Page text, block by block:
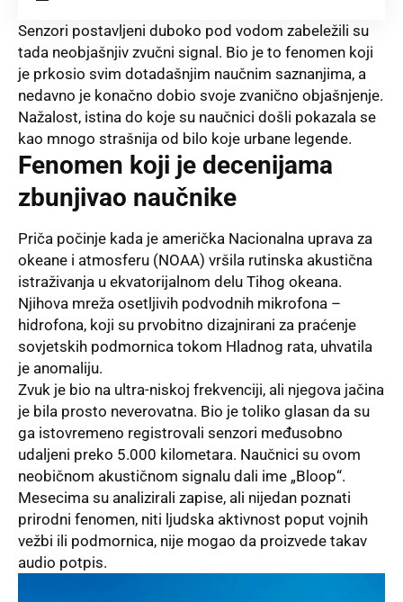
Senzori postavljeni duboko pod vodom zabeležili su
tada neobjašnjiv zvučni signal. Bio je to fenomen koji
je prkosio svim dotadašnjim naučnim saznanjima, a
nedavno je konačno dobio svoje zvanično objašnjenje.
Nažalost, istina do koje su naučnici došli pokazala se
kao mnogo strašnija od bilo koje urbane legende.
Fenomen koji je decenijama
zbunjivao naučnike
Priča počinje kada je američka Nacionalna uprava za
okeane i atmosferu (NOAA) vršila rutinska akustična
istraživanja u ekvatorijalnom delu Tihog okeana.
Njihova mreža osetljivih podvodnih mikrofona –
hidrofona, koji su prvobitno dizajnirani za praćenje
sovjetskih podmornica tokom Hladnog rata, uhvatila
je anomaliju.
Zvuk je bio na ultra-niskoj frekvenciji, ali njegova jačina
je bila prosto neverovatna. Bio je toliko glasan da su
ga istovremeno registrovali senzori međusobno
udaljeni preko 5.000 kilometara. Naučnici su ovom
neobičnom akustičnom signalu dali ime „Bloop“.
Mesecima su analizirali zapise, ali nijedan poznati
prirodni fenomen, niti ljudska aktivnost poput vojnih
vežbi ili podmornica, nije mogao da proizvede takav
audio potpis.